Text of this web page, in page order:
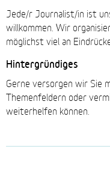
Jede/r Journalist/in ist
willkommen. Wir
möglichst viel an
Hintergründiges
Gerne versorgen wir Sie
Themenfeldern oder
weiterhelfen können.